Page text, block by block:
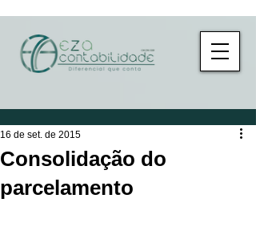
Consolidação do
parcelamento
16 de set. de 2015